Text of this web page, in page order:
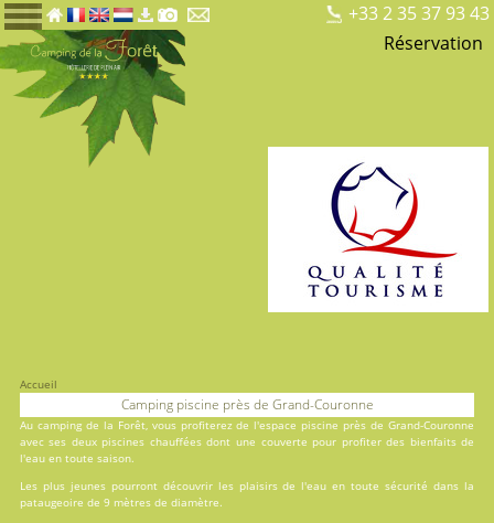
+33 2 35 37 93 43
Réservation
Accueil
Camping piscine près de Grand-Couronne
Au camping de la Forêt, vous profiterez de l'espace piscine près de Grand-Couronne
avec ses deux piscines chauffées dont une couverte pour profiter des bienfaits de
l'eau en toute saison.
Les plus jeunes pourront découvrir les plaisirs de l'eau en toute sécurité dans la
pataugeoire de 9 mètres de diamètre.